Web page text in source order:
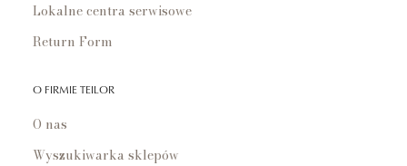
Lokalne centra serwisowe
Return Form
O FIRMIE TEILOR
O nas
Wyszukiwarka sklepów